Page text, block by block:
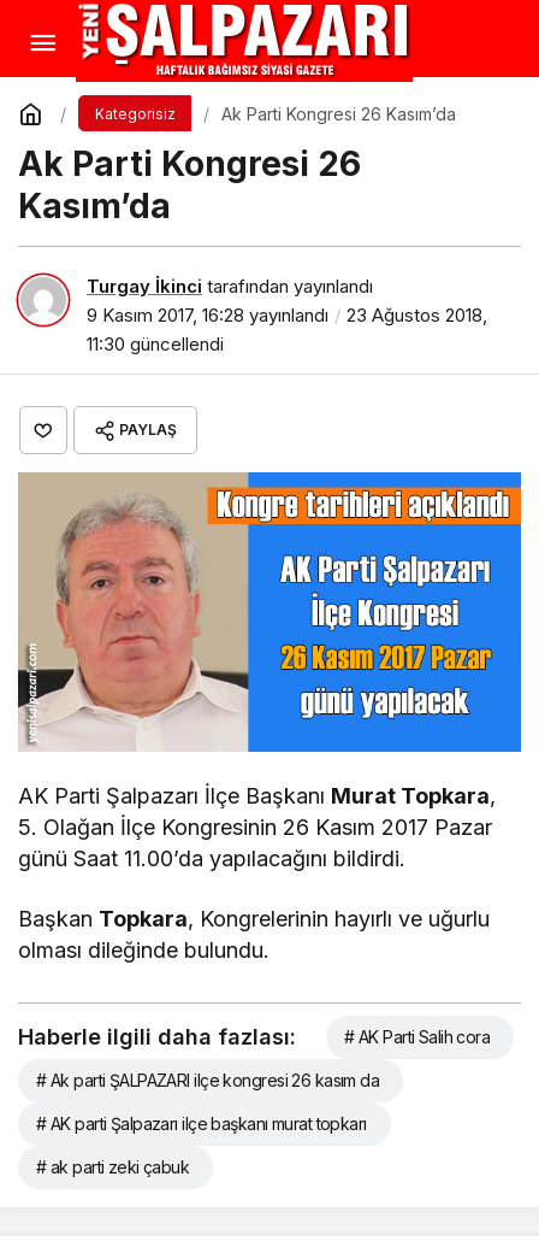
Kategorisiz Ak Parti Kongresi 26 Kasım’da
Ak Parti Kongresi 26
Kasım’da
Turgay İkinci tarafından yayınlandı
9 Kasım 2017, 16:28 yayınlandı
23 Ağustos 2018,
11:30 güncellendi
PAYLAŞ
AK Parti Şalpazarı İlçe Başkanı Murat Topkara,
5. Olağan İlçe Kongresinin 26 Kasım 2017 Pazar
günü Saat 11.00’da yapılacağını bildirdi.
Başkan Topkara, Kongrelerinin hayırlı ve uğurlu
olması dileğinde bulundu.
Haberle ilgili daha fazlası: # AK Parti Salih cora
# Ak parti ŞALPAZARI ilçe kongresi 26 kasım da
# AK parti Şalpazarı ilçe başkanı murat topkarı
# ak parti zeki çabuk